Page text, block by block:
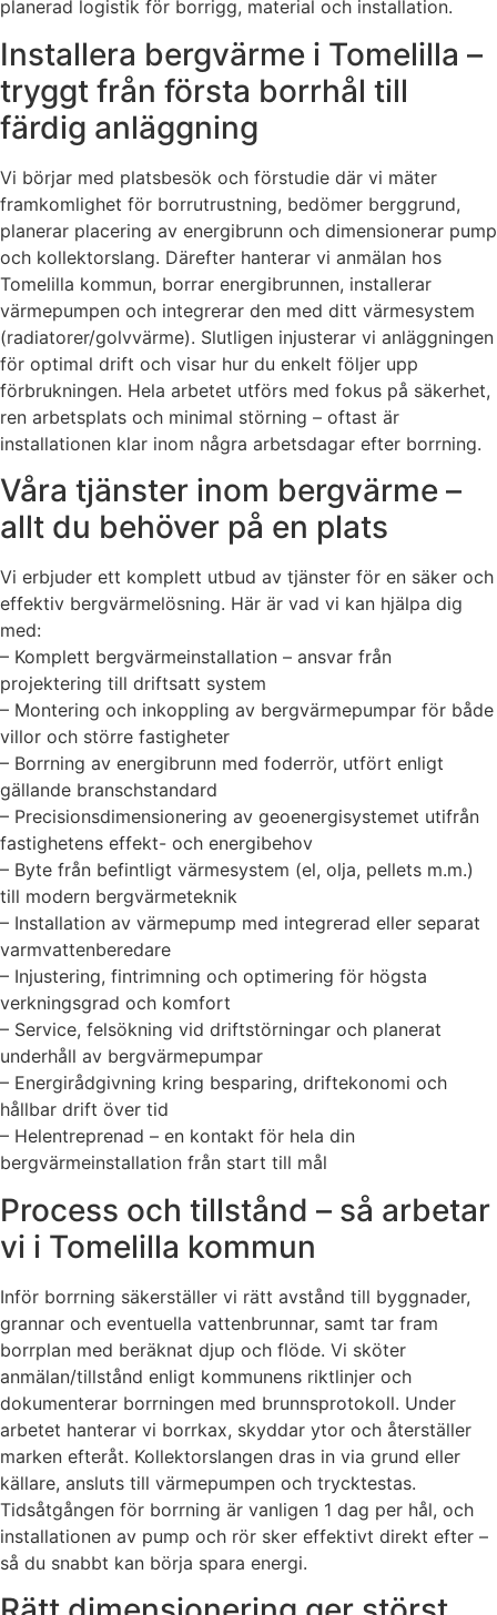
planerad logistik för borrigg, material och installation.
Installera bergvärme i Tomelilla –
tryggt från första borrhål till
färdig anläggning
Vi börjar med platsbesök och förstudie där vi mäter
framkomlighet för borrutrustning, bedömer berggrund,
planerar placering av energibrunn och dimensionerar pump
och kollektorslang. Därefter hanterar vi anmälan hos
Tomelilla kommun, borrar energibrunnen, installerar
värmepumpen och integrerar den med ditt värmesystem
(radiatorer/golvvärme). Slutligen injusterar vi anläggningen
för optimal drift och visar hur du enkelt följer upp
förbrukningen. Hela arbetet utförs med fokus på säkerhet,
ren arbetsplats och minimal störning – oftast är
installationen klar inom några arbetsdagar efter borrning.
Våra tjänster inom bergvärme –
allt du behöver på en plats
Vi erbjuder ett komplett utbud av tjänster för en säker och
effektiv bergvärmelösning. Här är vad vi kan hjälpa dig
med:
– Komplett bergvärmeinstallation – ansvar från
projektering till driftsatt system
– Montering och inkoppling av bergvärmepumpar för både
villor och större fastigheter
– Borrning av energibrunn med foderrör, utfört enligt
gällande branschstandard
– Precisionsdimensionering av geoenergisystemet utifrån
fastighetens effekt- och energibehov
– Byte från befintligt värmesystem (el, olja, pellets m.m.)
till modern bergvärmeteknik
– Installation av värmepump med integrerad eller separat
varmvattenberedare
– Injustering, fintrimning och optimering för högsta
verkningsgrad och komfort
– Service, felsökning vid driftstörningar och planerat
underhåll av bergvärmepumpar
– Energirådgivning kring besparing, driftekonomi och
hållbar drift över tid
– Helentreprenad – en kontakt för hela din
bergvärmeinstallation från start till mål
Process och tillstånd – så arbetar
vi i Tomelilla kommun
Inför borrning säkerställer vi rätt avstånd till byggnader,
grannar och eventuella vattenbrunnar, samt tar fram
borrplan med beräknat djup och flöde. Vi sköter
anmälan/tillstånd enligt kommunens riktlinjer och
dokumenterar borrningen med brunnsprotokoll. Under
arbetet hanterar vi borrkax, skyddar ytor och återställer
marken efteråt. Kollektorslangen dras in via grund eller
källare, ansluts till värmepumpen och trycktestas.
Tidsåtgången för borrning är vanligen 1 dag per hål, och
installationen av pump och rör sker effektivt direkt efter –
så du snabbt kan börja spara energi.